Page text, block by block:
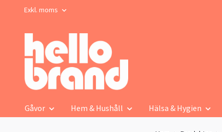
Exkl. moms
Gåvor Hem & Hushåll Hälsa & Hygien